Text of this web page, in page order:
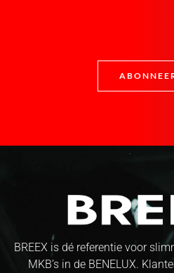
BREEX is dé referentie voor
MKB’s in de BENELUX.